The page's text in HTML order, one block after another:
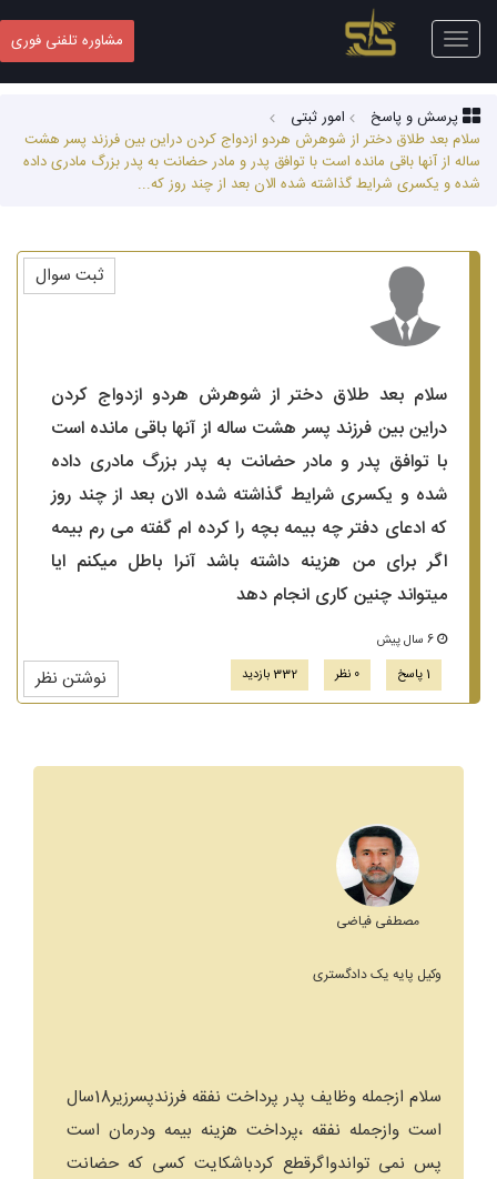
Toggle
navigation
مشاوره تلفنی فوری
پرسش و پاسخ
امور ثبتی
سلام بعد طلاق دختر از شوهرش هردو ازدواج کردن دراین بین فرزند پسر هشت
ساله از آنها باقی مانده است با توافق پدر و مادر حضانت به پدر بزرگ مادری داده
شده و یکسری شرایط گذاشته شده الان بعد از چند روز که...
سلام بعد طلاق دختر از شوهرش هردو ازدواج کردن
دراین بین فرزند پسر هشت ساله از آنها باقی مانده است
با توافق پدر و مادر حضانت به پدر بزرگ مادری داده
شده و یکسری شرایط گذاشته شده الان بعد از چند روز
که ادعای دفتر چه بیمه بچه را کرده ام گفته می رم بیمه
اگر برای من هزینه داشته باشد آنرا باطل میکنم ایا
میتواند چنین کاری انجام دهد
1 پاسخ
0 نظر 332 بازدید نوشتن نظر
ثبت سوال
مصطفی فیاضی
وکیل پایه یک دادگستری
سلام ازجمله وظایف پدر پرداخت نفقه فرزندپسرزیر18سال
است وازجمله نفقه ،پرداخت هزینه بیمه ودرمان است
پس نمی تواندواگرقطع کردباشکایت کسی که حضانت